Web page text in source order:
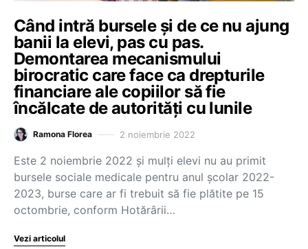
Când intră bursele și de ce nu ajung
banii la elevi, pas cu pas.
Demontarea mecanismului
birocratic care face ca drepturile
financiare ale copiilor să fie
încălcate de autorități cu lunile
Ramona Florea 2 noiembrie 2022
Este 2 noiembrie 2022 și mulți elevi nu au primit
bursele sociale medicale pentru anul școlar 2022-
2023, burse care ar fi trebuit să fie plătite pe 15
octombrie, conform Hotărârii…
Vezi articolul